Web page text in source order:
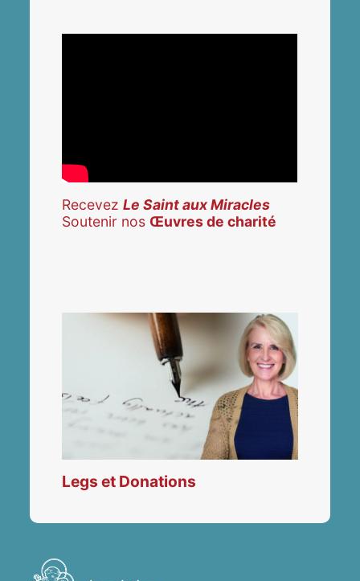
RecevezLe Saint aux Miracles
Soutenir nos Œuvres de charité
Legs et Donations